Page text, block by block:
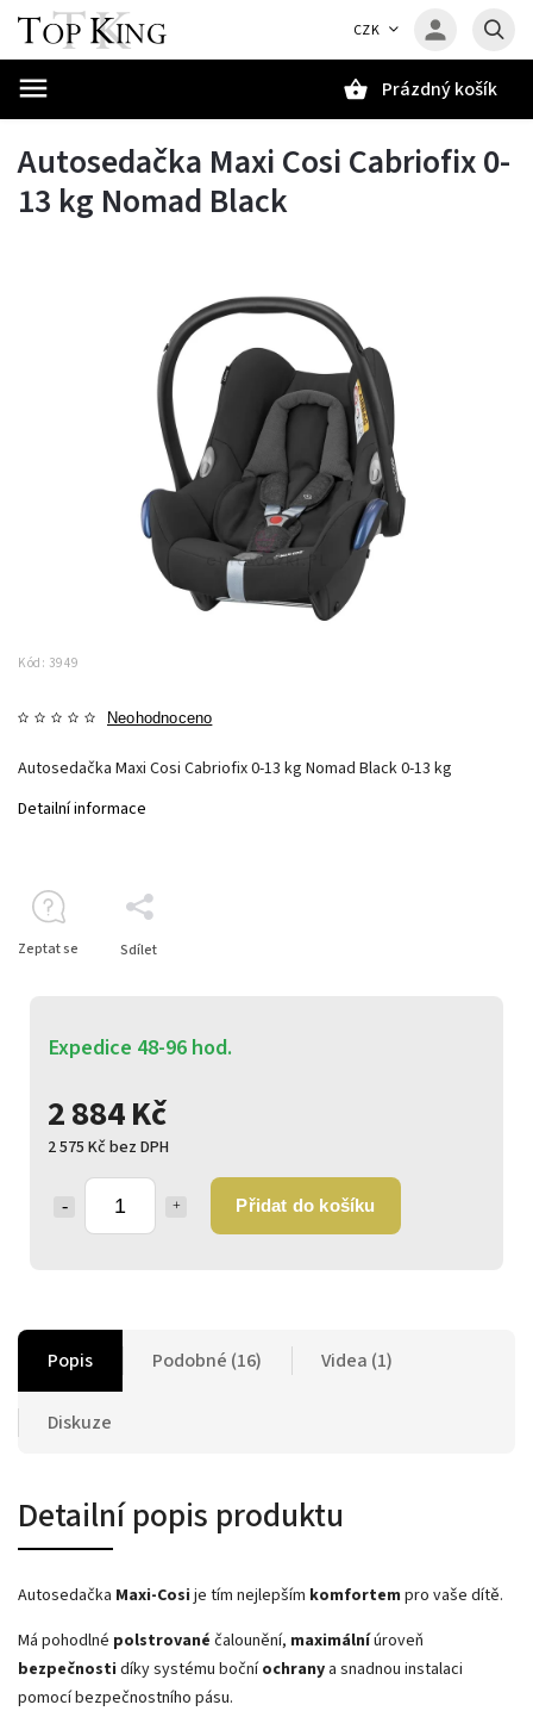
CZK
Prázdný košík
Autosedačka Maxi Cosi Cabriofix 0-
13 kg Nomad Black
Kód: 3949
Neohodnoceno
2 884 Kč
2 575 Kč bez DPH
Přidat do košíku
Expedice 48-96 hod.
Autosedačka Maxi Cosi Cabriofix 0-13 kg Nomad Black 0-13 kg
Detailní informace
Zeptat se Sdílet
Popis Podobné (16) Videa (1)
Diskuze
Detailní popis produktu
Autosedačka Maxi-Cosi je tím nejlepším komfortem pro vaše dítě.
Má pohodlné polstrované čalounění, maximálníúroveň
bezpečnosti díky systému bočníochrany a snadnou instalaci
pomocí bezpečnostního pásu.